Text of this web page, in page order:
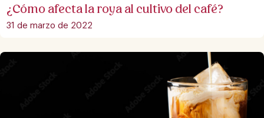
¿Cómo afecta la roya al cultivo del café?
31 de marzo de 2022